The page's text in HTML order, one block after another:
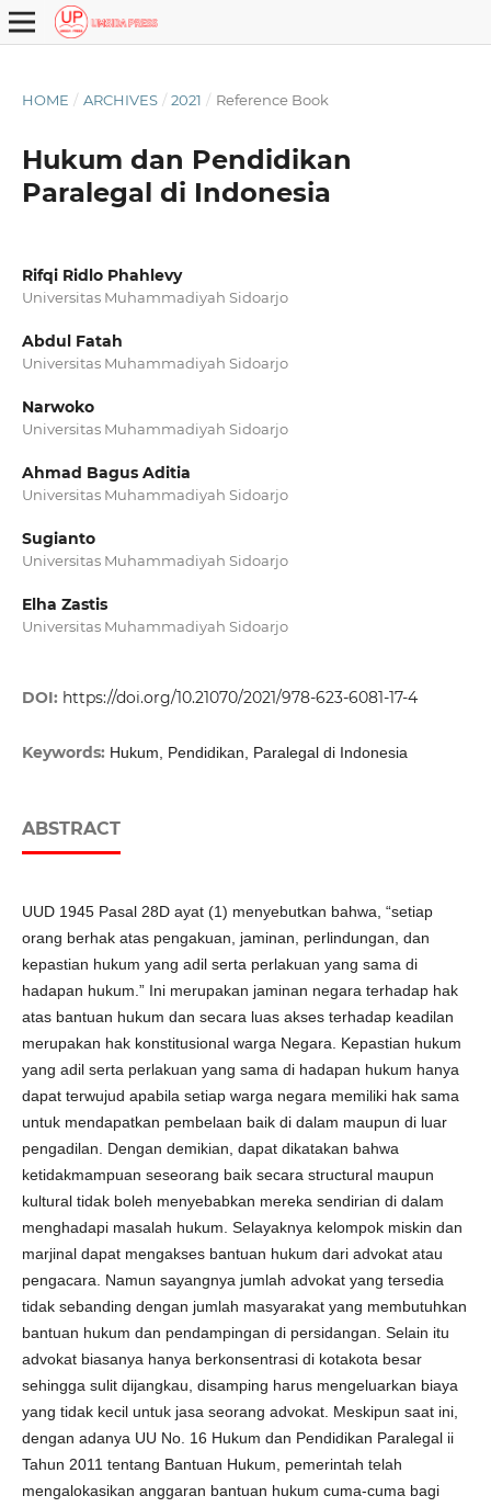
HOME / ARCHIVES / 2021 / Reference Book
Hukum dan Pendidikan
Paralegal di Indonesia
Rifqi Ridlo Phahlevy
Universitas Muhammadiyah Sidoarjo
Abdul Fatah
Universitas Muhammadiyah Sidoarjo
Narwoko
Universitas Muhammadiyah Sidoarjo
Ahmad Bagus Aditia
Universitas Muhammadiyah Sidoarjo
Sugianto
Universitas Muhammadiyah Sidoarjo
Elha Zastis
Universitas Muhammadiyah Sidoarjo
DOI: https://doi.org/10.21070/2021/978-623-6081-17-4
Keywords: Hukum, Pendidikan, Paralegal di Indonesia
ABSTRACT
UUD 1945 Pasal 28D ayat (1) menyebutkan bahwa, “setiap
orang berhak atas pengakuan, jaminan, perlindungan, dan
kepastian hukum yang adil serta perlakuan yang sama di
hadapan hukum.” Ini merupakan jaminan negara terhadap hak
atas bantuan hukum dan secara luas akses terhadap keadilan
merupakan hak konstitusional warga Negara. Kepastian hukum
yang adil serta perlakuan yang sama di hadapan hukum hanya
dapat terwujud apabila setiap warga negara memiliki hak sama
untuk mendapatkan pembelaan baik di dalam maupun di luar
pengadilan. Dengan demikian, dapat dikatakan bahwa
ketidakmampuan seseorang baik secara structural maupun
kultural tidak boleh menyebabkan mereka sendirian di dalam
menghadapi masalah hukum. Selayaknya kelompok miskin dan
marjinal dapat mengakses bantuan hukum dari advokat atau
pengacara. Namun sayangnya jumlah advokat yang tersedia
tidak sebanding dengan jumlah masyarakat yang membutuhkan
bantuan hukum dan pendampingan di persidangan. Selain itu
advokat biasanya hanya berkonsentrasi di kotakota besar
sehingga sulit dijangkau, disamping harus mengeluarkan biaya
yang tidak kecil untuk jasa seorang advokat. Meskipun saat ini,
dengan adanya UU No. 16 Hukum dan Pendidikan Paralegal ii
Tahun 2011 tentang Bantuan Hukum, pemerintah telah
mengalokasikan anggaran bantuan hukum cuma-cuma bagi